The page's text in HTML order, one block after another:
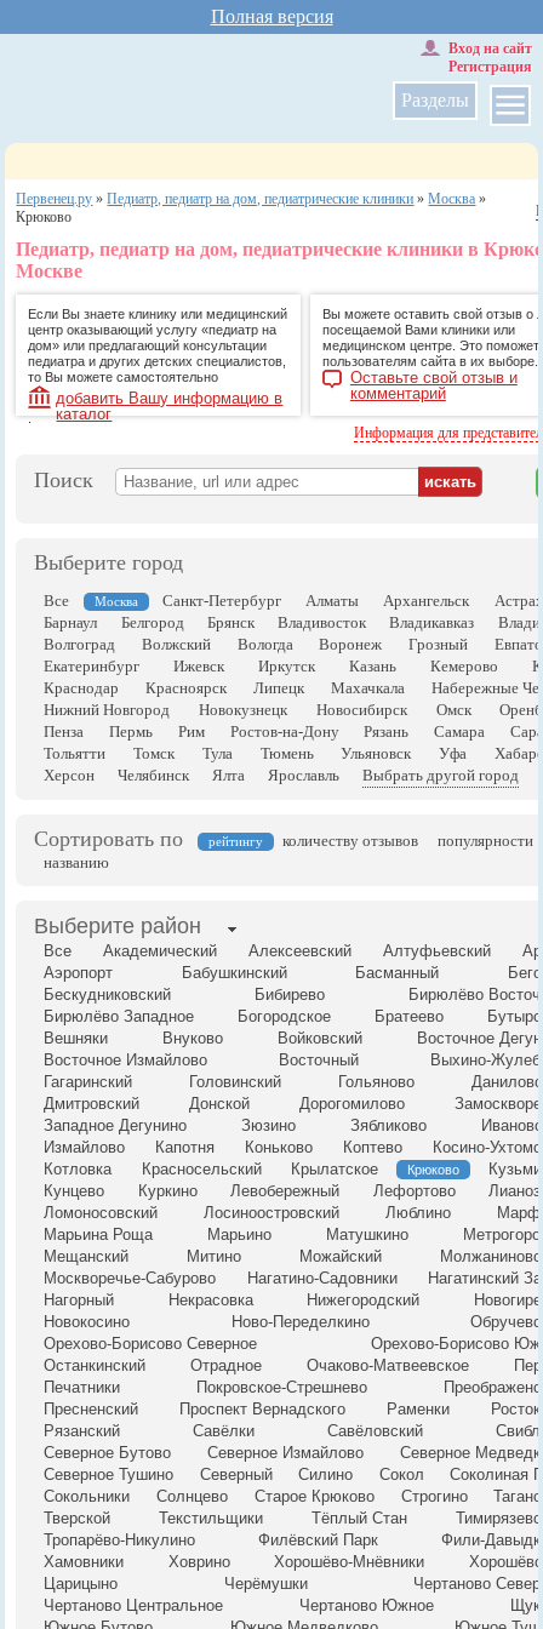
Полная версия
Разделы
Вход на сайт
Регистрация
Первенец.ру »Педиатр, педиатр на дом, педиатрические клиники »Москва »
Крюково
Педиатр, педиатр на дом, педиатрические клиники в
Москве
Если Вы знаете клинику или медицинский
центр оказывающий услугу «педиатр на
дом» или предлагающий консультации
педиатра и других детских специалистов,
то Вы можете самостоятельно
добавить Вашу информацию в
каталог
.
Вы можете оставить свой отзыв о
посещаемой Вами клиники или
медицинском центре. Это поможет
пользователям сайта в их выборе.
Оставьте свой отзыв и
комментарий
Информация для
Поиск
Выберите город
Все Москва Санкт-Петербург Алматы Архангельск
Барнаул
Белгород Брянск Владивосток Владикавказ
Волгоград
Волжский Вологда Воронеж Грозный
Екатеринбург
Ижевск Иркутск Казань Кемерово
Краснодар
Красноярск Липецк Махачкала
Набережные
Нижний Новгород
Новокузнецк Новосибирск Омск
Пенза
Пермь Рим Ростов-на-Дону Рязань Самара
Тольятти
Томск Тула Тюмень Ульяновск Уфа
Херсон
Челябинск Ялта Ярославль Выбрать другой город
Сортировать по рейтингу количеству отзывов
популярности
названию
Выберите район
Все Академический Алексеевский Алтуфьевский
Аэропорт
Бабушкинский Басманный
Бескудниковский
Бибирево
Бирюлёво
Бирюлёво Западное
Богородское Братеево
Вешняки
Внуково Войковский
Восточное
Восточное Измайлово
Восточный
Выхино-
Гагаринский
Головинский Гольяново
Дмитровский
Донской Дорогомилово
Западное Дегунино
Зюзино Зябликово
Измайлово
Капотня Коньково Коптево
Косино-
Котловка
Красносельский Крылатское Крюково
Кунцево
Куркино Левобережный Лефортово
Ломоносовский
Лосиноостровский Люблино
Марьина Роща
Марьино Матушкино
Мещанский
Митино Можайский
Москворечье-Сабурово
Нагатино-Садовники
Нагатинский
Нагорный
Некрасовка Нижегородский
Новокосино
Ново-Переделкино
Орехово-Борисово Северное
Орехово-Борисово
Останкинский
Отрадное Очаково-Матвеевское
Печатники
Покровское-Стрешнево
Пресненский
Проспект Вернадского Раменки
Рязанский
Савёлки Савёловский
Северное Бутово
Северное Измайлово
Северное
Северное Тушино
Северный Силино Сокол
Соколиная
Сокольники
Солнцево Старое Крюково Строгино
Тверской
Текстильщики Тёплый Стан
Тропарёво-Никулино
Филёвский Парк
Фили-
Хамовники
Ховрино Хорошёво-Мнёвники
Царицыно
Черёмушки
Чертаново
Чертаново Центральное
Чертаново Южное